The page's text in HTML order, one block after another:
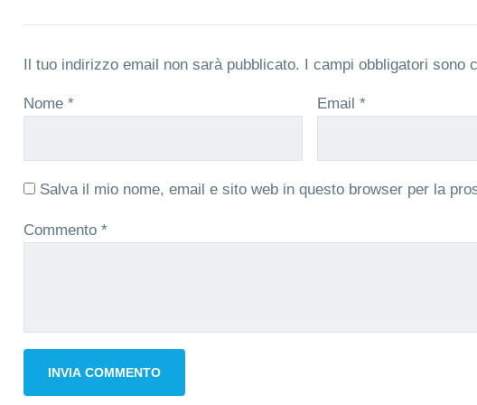
Il tuo indirizzo email non sarà pubblicato. I campi obbligatori sono
Nome * Email*
Salva il mio nome, email e sito web in questo browser per la
Commento *